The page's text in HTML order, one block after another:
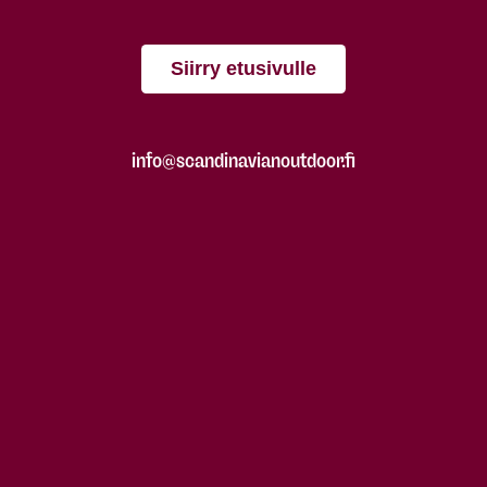
Siirry etusivulle
info@scandinavianoutdoor.fi